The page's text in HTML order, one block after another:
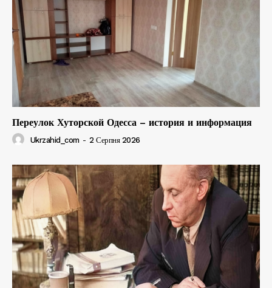
Переулок Хуторской Одесса – история и информация
Ukrzahid_com - 2 Серпня 2026